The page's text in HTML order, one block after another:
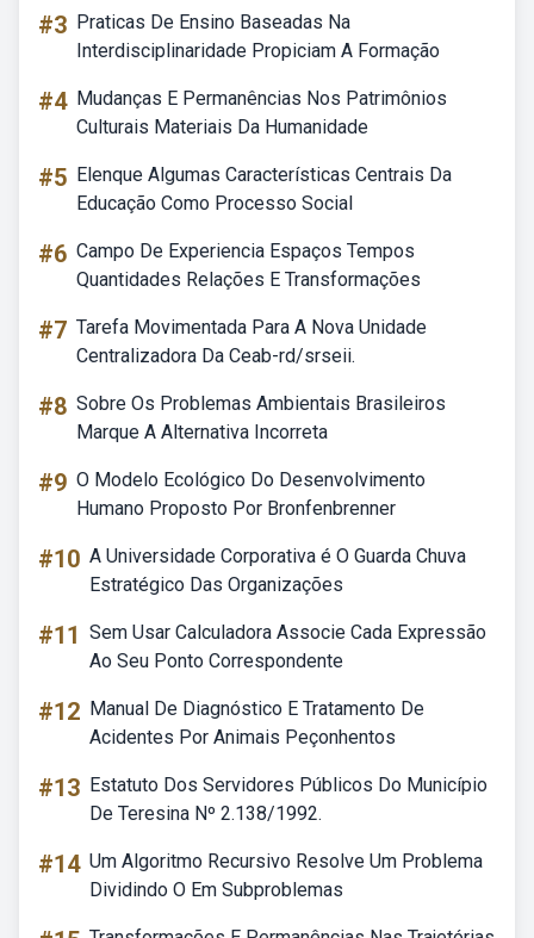
#3 Praticas De Ensino Baseadas Na
Interdisciplinaridade Propiciam A Formação
#4 Mudanças E Permanências Nos Patrimônios
Culturais Materiais Da Humanidade
#5 Elenque Algumas Características Centrais Da
Educação Como Processo Social
#6 Campo De Experiencia Espaços Tempos
Quantidades Relações E Transformações
#7 Tarefa Movimentada Para A Nova Unidade
Centralizadora Da Ceab-rd/srseii.
#8 Sobre Os Problemas Ambientais Brasileiros
Marque A Alternativa Incorreta
#9 O Modelo Ecológico Do Desenvolvimento
Humano Proposto Por Bronfenbrenner
#10 A Universidade Corporativa é O Guarda Chuva
Estratégico Das Organizações
#11 Sem Usar Calculadora Associe Cada Expressão
Ao Seu Ponto Correspondente
#12 Manual De Diagnóstico E Tratamento De
Acidentes Por Animais Peçonhentos
#13 Estatuto Dos Servidores Públicos Do Município
De Teresina Nº 2.138/1992.
#14 Um Algoritmo Recursivo Resolve Um Problema
Dividindo O Em Subproblemas